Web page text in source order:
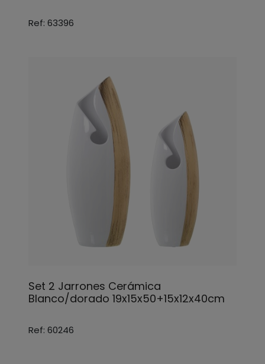
Ref: 63396
Set 2 Jarrones Cerámica
Blanco/dorado 19x15x50+15x12x40cm
Ref: 60246